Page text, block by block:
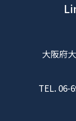
大阪府
TEL. 06-